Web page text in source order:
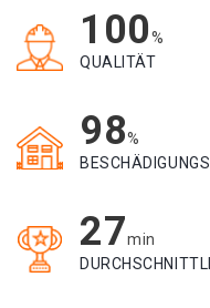
100%
QUALITÄT
98%
27min